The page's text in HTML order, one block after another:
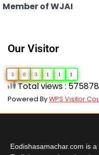
Member of WJAI
Our Visitor
3 0 3 1 1 1
Total views : 575878
Powered ByWPS Visitor
Eodishasamachar.com is